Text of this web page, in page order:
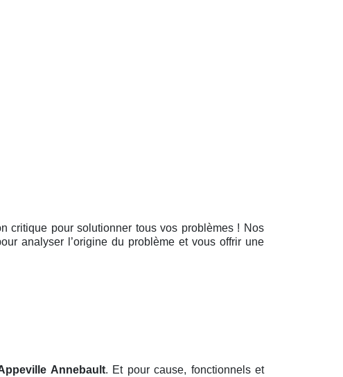
critique pour solutionner tous vos problèmes ! Nos
analyser l’origine du problème et vous offrir une
Annebault. Et pour cause, fonctionnels et